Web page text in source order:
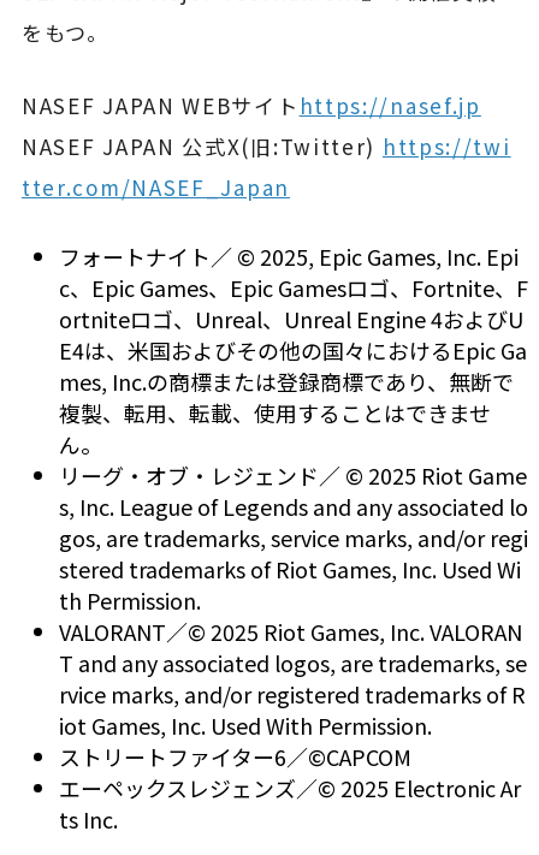
をもつ。
NASEF JAPAN WEBサイト https://nasef.jp
NASEF JAPAN 公式X(旧:Twitter) https://twi
tter.com/NASEF_Japan
フォートナイト／ © 2025, Epic Games, Inc. Epi
c、Epic Games、Epic Gamesロゴ、Fortnite、F
ortniteロゴ、Unreal、Unreal Engine 4およびU
E4は、米国およびその他の国々におけるEpic Ga
mes, Inc.の商標または登録商標であり、無断で
複製、転用、転載、使用することはできませ
ん。
リーグ・オブ・レジェンド／ © 2025 Riot Game
s, Inc. League of Legends and any associated lo
gos, are trademarks, service marks, and/or regi
stered trademarks of Riot Games, Inc. Used Wi
th Permission.
VALORANT／© 2025 Riot Games, Inc. VALORAN
T and any associated logos, are trademarks, se
rvice marks, and/or registered trademarks of R
iot Games, Inc. Used With Permission.
ストリートファイター6／©CAPCOM
エーペックスレジェンズ／© 2025 Electronic Ar
ts Inc.